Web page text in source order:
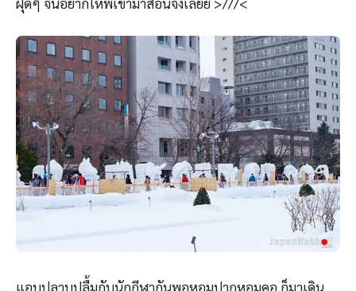
ฝุดๆ จนอยากให้พี่เขามาสอนจังเล้ยย >///<
แอบปลาบปลื้มกับนักกีฬากันพอหอมปากหอมคอ ก็มาเดิน